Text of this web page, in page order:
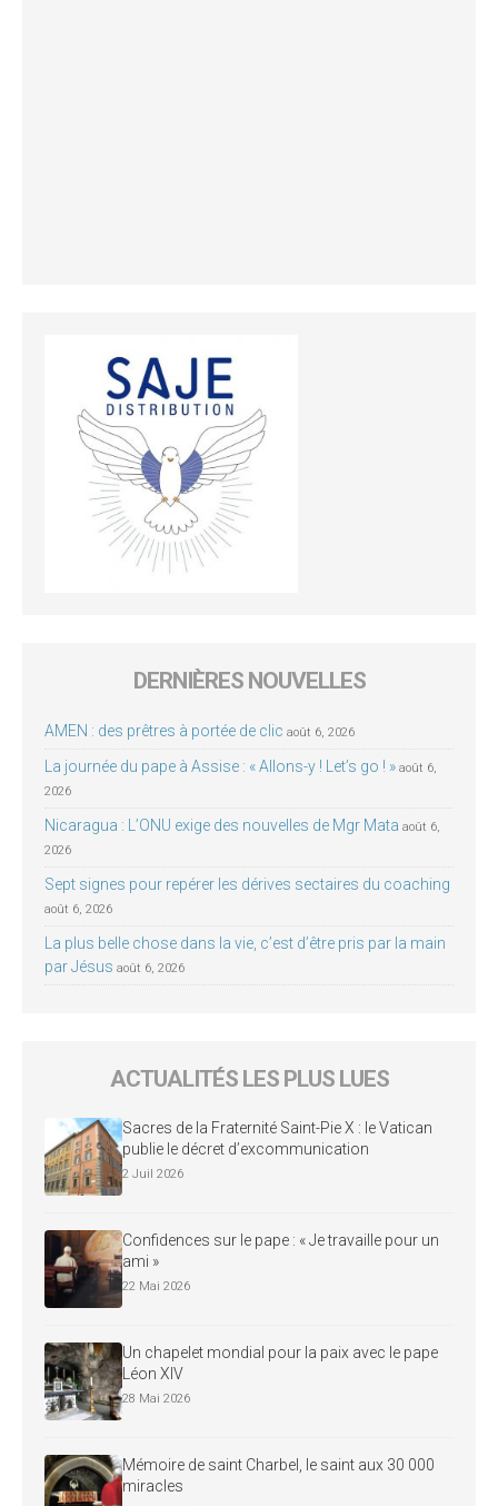
DERNIÈRES NOUVELLES
AMEN : des prêtres à portée de clic août 6, 2026
La journée du pape à Assise : « Allons-y ! Let’s go ! » août 6,
2026
Nicaragua : L’ONU exige des nouvelles de Mgr Mata août 6,
2026
Sept signes pour repérer les dérives sectaires du coaching
août 6, 2026
La plus belle chose dans la vie, c’est d’être pris par la main
par Jésus août 6, 2026
ACTUALITÉS LES PLUS LUES
Sacres de la Fraternité Saint-Pie X : le Vatican
publie le décret d’excommunication
2 Juil 2026
Confidences sur le pape : « Je travaille pour un
ami »
22 Mai 2026
Un chapelet mondial pour la paix avec le pape
Léon XIV
28 Mai 2026
Mémoire de saint Charbel, le saint aux 30 000
miracles